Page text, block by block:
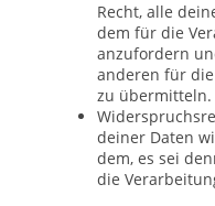
Recht, alle
dem für die
anzufordern
anderen für
zu übermitteln.
deiner Daten
dem, es sei
die